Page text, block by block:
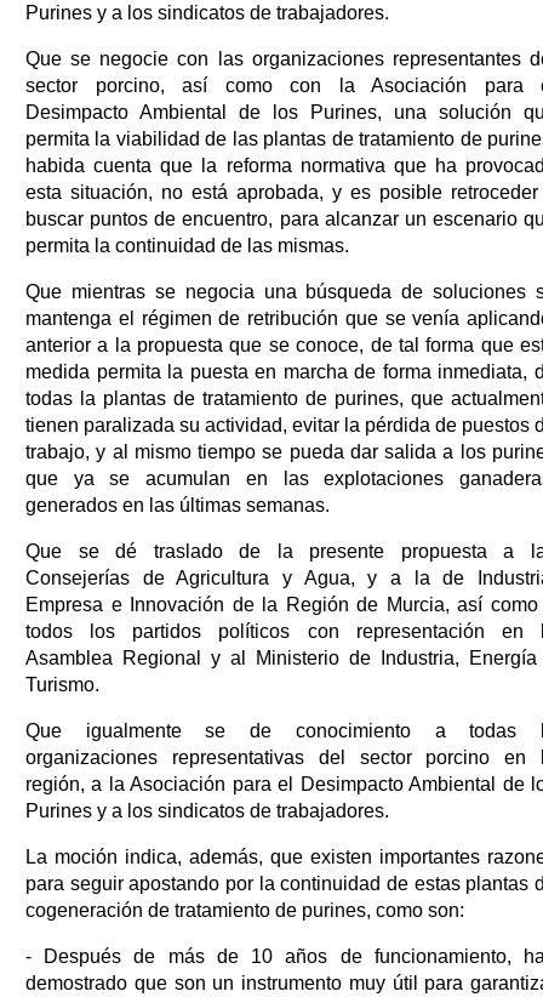
Purines y a los sindicatos de trabajadores.
Que se negocie con las organizaciones representantes
sector porcino, así como con la Asociación para
Desimpacto Ambiental de los Purines, una solución
permita la viabilidad de las plantas de tratamiento de
habida cuenta que la reforma normativa que ha
esta situación, no está aprobada, y es posible
buscar puntos de encuentro, para alcanzar un escenario
permita la continuidad de las mismas.
Que mientras se negocia una búsqueda de soluciones
mantenga el régimen de retribución que se venía
anterior a la propuesta que se conoce, de tal forma que
medida permita la puesta en marcha de forma inmediata,
todas la plantas de tratamiento de purines, que
tienen paralizada su actividad, evitar la pérdida de puestos
trabajo, y al mismo tiempo se pueda dar salida a los
que ya se acumulan en las explotaciones
generados en las últimas semanas.
Que se dé traslado de la presente propuesta a
Consejerías de Agricultura y Agua, y a la de
Empresa e Innovación de la Región de Murcia, así como
todos los partidos políticos con representación en
Asamblea Regional y al Ministerio de Industria,
Turismo.
Que igualmente se de conocimiento a todas
organizaciones representativas del sector porcino en
región, a la Asociación para el Desimpacto Ambiental de
Purines y a los sindicatos de trabajadores.
La moción indica, además, que existen importantes
para seguir apostando por la continuidad de estas plantas
cogeneración de tratamiento de purines, como son:
- Después de más de 10 años de funcionamiento,
demostrado que son un instrumento muy útil para